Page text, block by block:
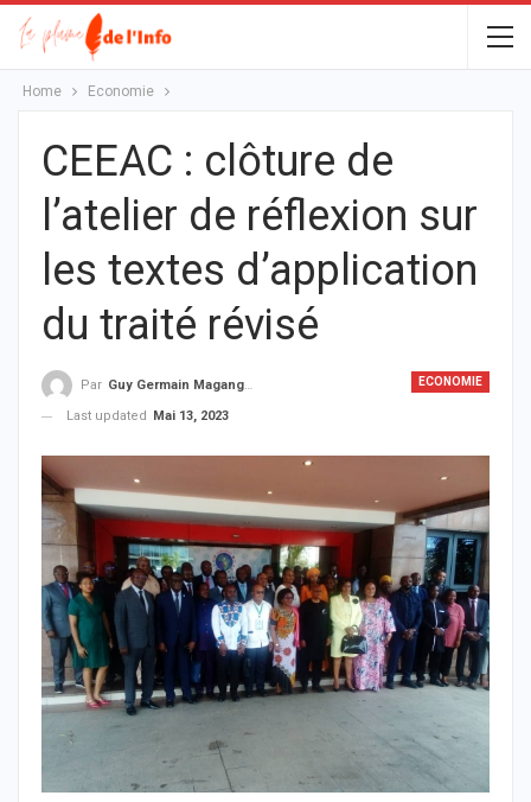
Home Economie
CEEAC : clôture de
l’atelier de réflexion sur
les textes d’application
du traité révisé
ECONOMIE
Par Guy Germain Maganga Nziengui
Last updated
Mai 13, 2023